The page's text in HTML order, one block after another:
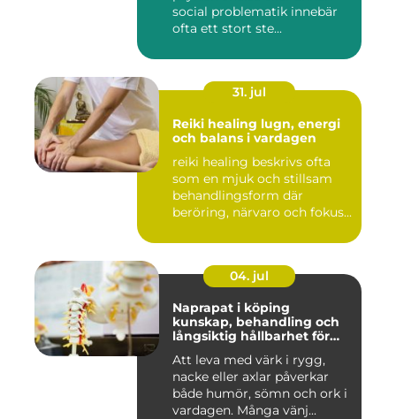
social problematik innebär
ofta ett stort ste...
31. jul
Reiki healing lugn, energi
och balans i vardagen
reiki healing beskrivs ofta
som en mjuk och stillsam
behandlingsform där
beröring, närvaro och fokus...
04. jul
Naprapat i köping
kunskap, behandling och
långsiktig hållbarhet för
Att leva med värk i rygg,
nacke eller axlar påverkar
både humör, sömn och ork i
vardagen. Många vänj...